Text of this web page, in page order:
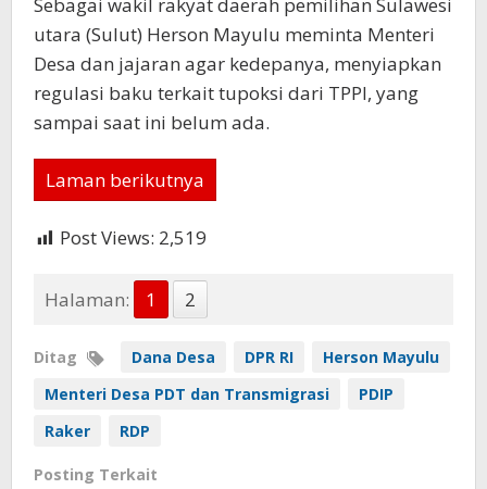
utara (Sulut) Herson Mayulu meminta Menteri
Desa dan jajaran agar kedepanya, menyiapkan
regulasi baku terkait tupoksi dari TPPI, yang
sampai saat ini belum ada.
Laman berikutnya
Post Views: 2,519
Halaman: 1 2
Ditag Dana Desa DPR RI
Herson Mayulu
Menteri Desa PDT dan Transmigrasi
PDIP
Raker
RDP
Posting Terkait